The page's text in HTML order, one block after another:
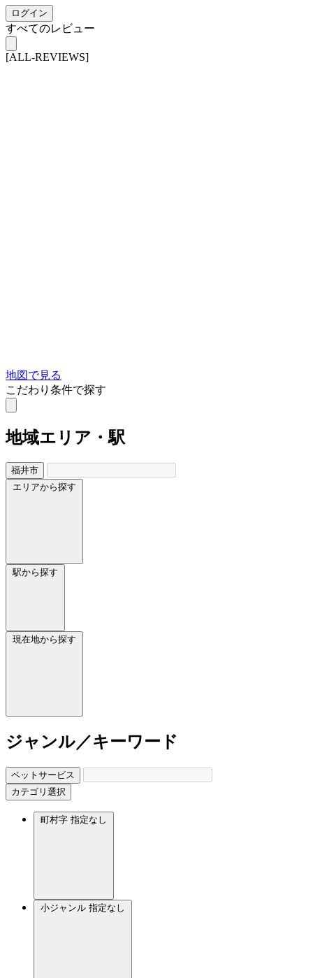
ログイン
すべてのレビュー
[ALL-REVIEWS]
地図で見る
こだわり条件で探す
地域エリア・駅
福井市
エリアから探す
駅から探す
現在地から探す
ジャンル／キーワード
ペットサービス
カテゴリ選択
町村字 指定なし
小ジャンル 指定なし